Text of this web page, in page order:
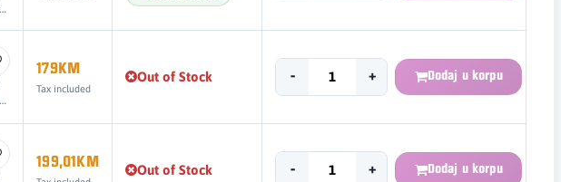
179KM
Tax included
Out of Stock - + Dodaj u korpu
199,01KM Out of Stock - + Dodaj u korpu